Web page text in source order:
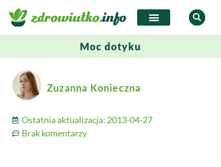
Moc dotyku
Zuzanna Konieczna
Ostatnia aktualizacja: 2013-04-27
Brak komentarzy